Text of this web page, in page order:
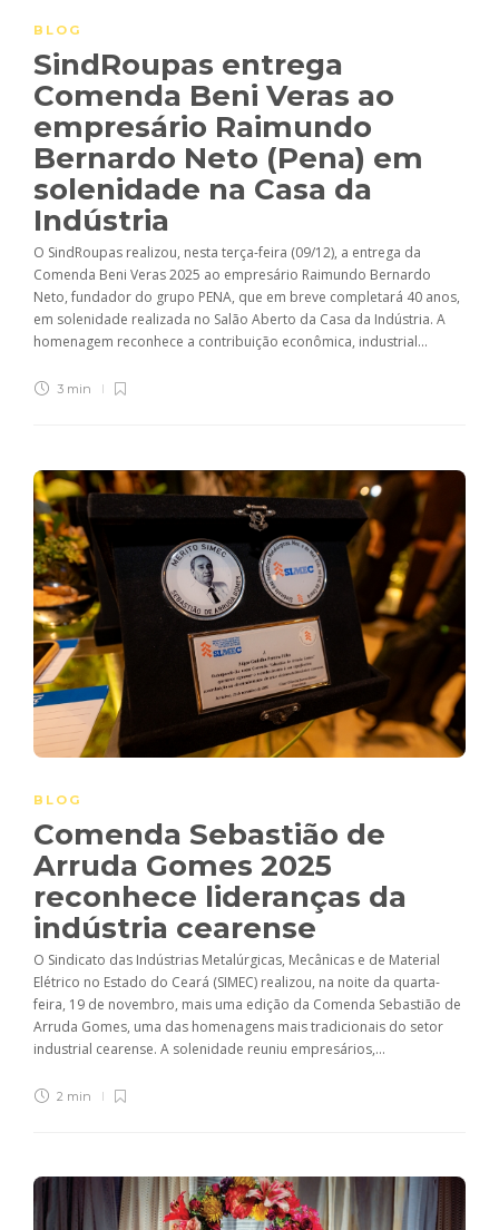
BLOG
SindRoupas entrega
Comenda Beni Veras ao
empresário Raimundo
Bernardo Neto (Pena) em
solenidade na Casa da
Indústria
O SindRoupas realizou, nesta terça-feira (09/12), a entrega da
Comenda Beni Veras 2025 ao empresário Raimundo Bernardo
Neto, fundador do grupo PENA, que em breve completará 40 anos,
em solenidade realizada no Salão Aberto da Casa da Indústria. A
homenagem reconhece a contribuição econômica, industrial...
3 min
BLOG
Comenda Sebastião de
Arruda Gomes 2025
reconhece lideranças da
indústria cearense
O Sindicato das Indústrias Metalúrgicas, Mecânicas e de Material
Elétrico no Estado do Ceará (SIMEC) realizou, na noite da quarta-
feira, 19 de novembro, mais uma edição da Comenda Sebastião de
Arruda Gomes, uma das homenagens mais tradicionais do setor
industrial cearense. A solenidade reuniu empresários,...
2 min